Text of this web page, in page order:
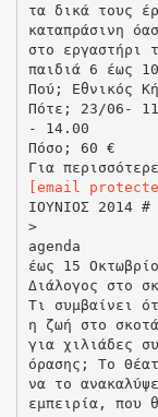
τα δικά τους
καταπράσινη
στο εργαστήρι
παιδιά 6 έως
Πού; Εθνικός
Πότε; 23/06-
- 14.00
Πόσο; 60 €
[email
ΙΟΥΝΙΟΣ 2014 #
>
agenda
έως 15
Διάλογος στο
Τι συμβαίνει
η ζωή στο
για χιλιάδες
όρασης; Το
να το
εμπειρία, που